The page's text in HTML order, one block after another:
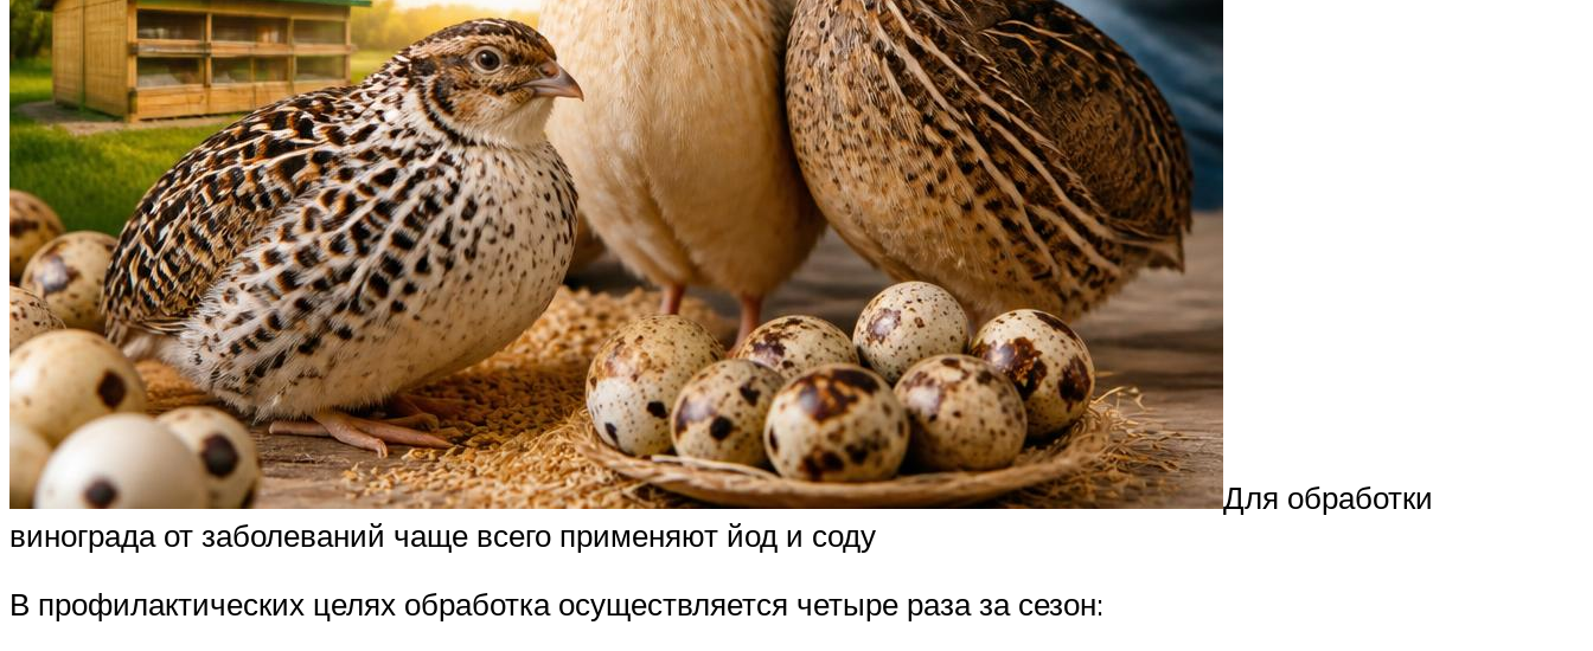
Для обработки
винограда от заболеваний чаще всего применяют йод и соду
В профилактических целях обработка осуществляется четыре раза за сезон: